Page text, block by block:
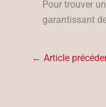
Pour trouver
garantissant
← Article